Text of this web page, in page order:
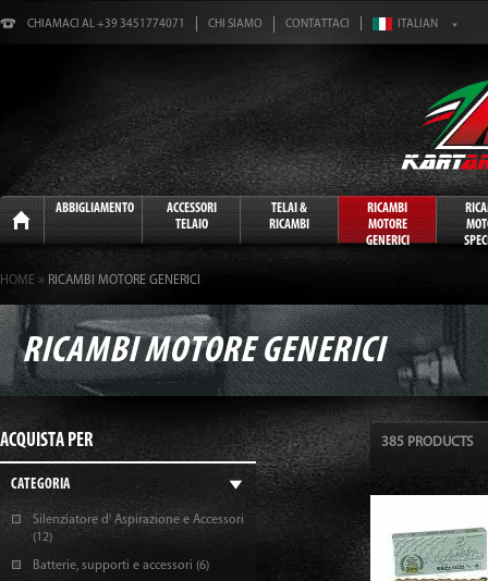
CHIAMACI AL +39 3451774071 CHI SIAMO CONTATTACI
Home
ABBIGLIAMENTO
ACCESSORI
TELAIO
TELAI &
RICAMBI
RICAMBI
MOTORE
GENERICI
HOME » RICAMBI MOTORE GENERICI
RICAMBI MOTORE GENERICI
385 PRODUCTS
ACQUISTA PER
CATEGORIA
Silenziatore d' Aspirazione e Accessori
(12)
Batterie, supporti e accessori (6)